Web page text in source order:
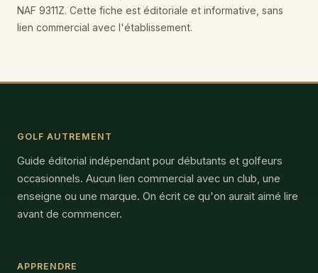
NAF 9311Z. Cette fiche est éditoriale et informative, sans
lien commercial avec l'établissement.
GOLF AUTREMENT
Guide éditorial indépendant pour débutants et golfeurs
occasionnels. Aucun lien commercial avec un club, une
enseigne ou une marque. On écrit ce qu'on aurait aimé lire
avant de commencer.
APPRENDRE